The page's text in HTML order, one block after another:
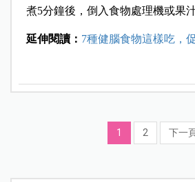
煮5分鐘後，倒入食物處理機或果
延伸閱讀： 7種健腦食物這樣吃，
1 2 下一